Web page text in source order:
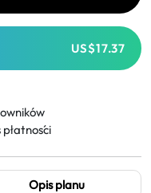
US$17.37
Opis planu